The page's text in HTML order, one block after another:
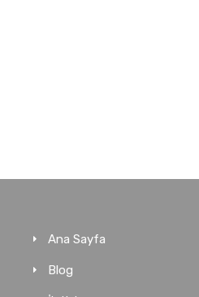
Ana Sayfa
Blog